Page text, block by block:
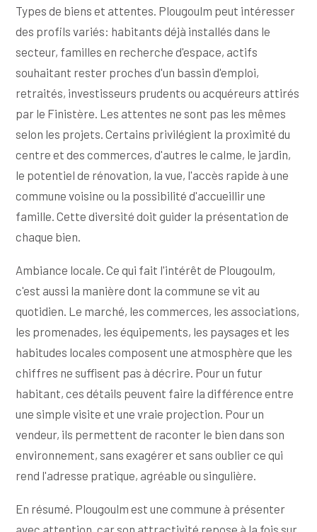
Types de biens et attentes. Plougoulm peut intéresser
des profils variés: habitants déjà installés dans le
secteur, familles en recherche d'espace, actifs
souhaitant rester proches d'un bassin d'emploi,
retraités, investisseurs prudents ou acquéreurs attirés
par le Finistère. Les attentes ne sont pas les mêmes
selon les projets. Certains privilégient la proximité du
centre et des commerces, d'autres le calme, le jardin,
le potentiel de rénovation, la vue, l'accès rapide à une
commune voisine ou la possibilité d'accueillir une
famille. Cette diversité doit guider la présentation de
chaque bien.
Ambiance locale. Ce qui fait l'intérêt de Plougoulm,
c'est aussi la manière dont la commune se vit au
quotidien. Le marché, les commerces, les associations,
les promenades, les équipements, les paysages et les
habitudes locales composent une atmosphère que les
chiffres ne suffisent pas à décrire. Pour un futur
habitant, ces détails peuvent faire la différence entre
une simple visite et une vraie projection. Pour un
vendeur, ils permettent de raconter le bien dans son
environnement, sans exagérer et sans oublier ce qui
rend l'adresse pratique, agréable ou singulière.
En résumé. Plougoulm est une commune à présenter